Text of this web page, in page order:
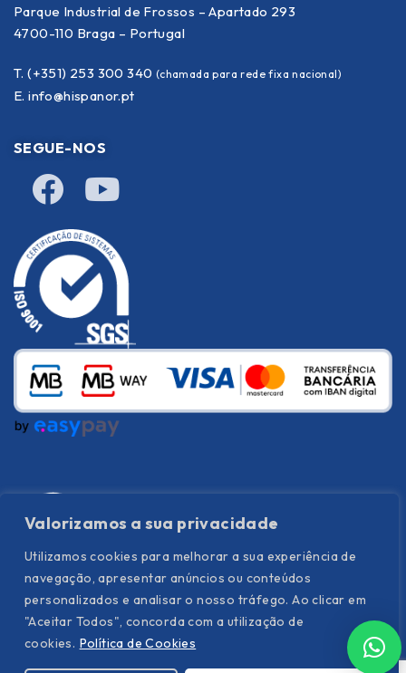
Valorizamos a sua privacidade
Utilizamos cookies para melhorar a sua experiência de
navegação, apresentar anúncios ou conteúdos
personalizados e analisar o nosso tráfego. Ao clicar em
"Aceitar Todos", concorda com a utilização de
cookies. Política de Cookies
Parque Industrial de Frossos – Apartado 293
4700-110 Braga – Portugal
T. (+351) 253 300 340 (chamada para rede fixa nacional)
E. info@hispanor.pt
SEGUE-NOS